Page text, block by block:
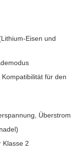
Eisen und
für den
Überstrom
Klasse 2